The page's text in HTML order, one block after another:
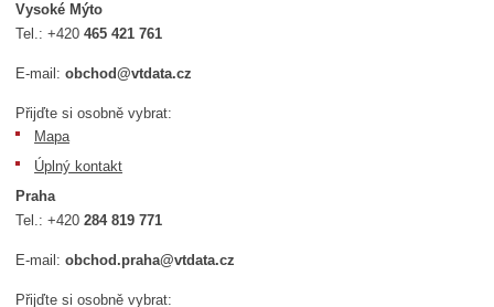
Vysoké Mýto
Tel.:+420465 421 761
E-mail:obchod@vtdata.cz
Přijďte si osobně vybrat:
Mapa
Úplný kontakt
Praha
Tel.:+420284 819 771
E-mail:obchod.praha@vtdata.cz
Přijďte si osobně vybrat: